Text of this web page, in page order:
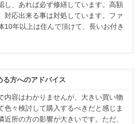
し、あれば必ず修繕しています。高額
対応出来る事は対処しています。ファ
10年以上は住んで頂けて、長いお付き
る方へのアドバイス
内容はわかりませんが、大きい買い物
色々検討して購入するべきだと感じま
所の方の影響が大きいです。ただ、